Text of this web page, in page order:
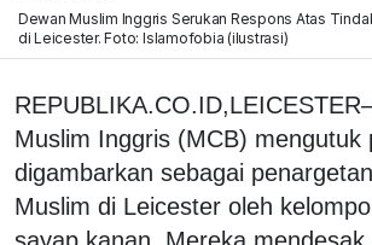
Dewan Muslim Inggris Serukan Respons Atas
di Leicester. Foto: Islamofobia (ilustrasi)
Muslim Inggris (MCB) mengutuk
digambarkan sebagai
Muslim di Leicester oleh